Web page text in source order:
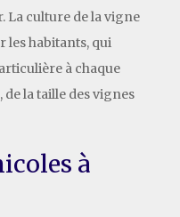
La culture de la vigne
les habitants, qui
à chaque
la taille des vignes
à